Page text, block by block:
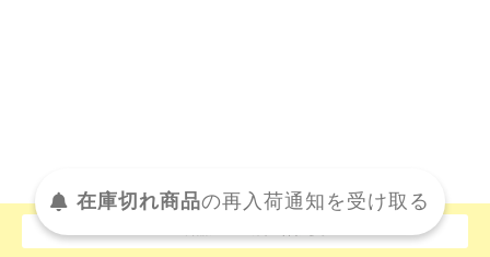
在庫切れ商品の再入荷通知を 受け取る